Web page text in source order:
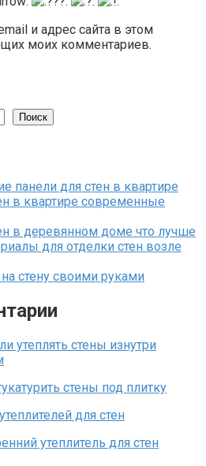
и адрес сайта в этом
моих комментариев.
Поиск
панели для стен в квартире
в квартире современные
в деревянном доме что лучше
для отделки стен возле
стену своими руками
утеплять стены изнутри
стены под плитку
для стен
утеплитель для стен